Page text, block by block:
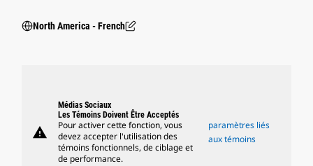
North America - French
warning
Médias Sociaux
Les Témoins Doivent Être Acceptés
Pour activer cette fonction, vous
devez accepter l'utilisation des
témoins fonctionnels, de ciblage et
de performance.
paramètres liés
aux témoins